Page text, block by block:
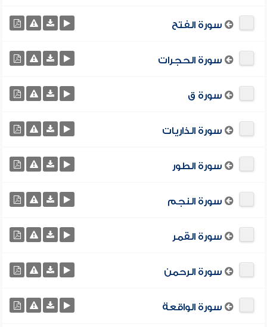
سورة الفتح
سورة الحجرات
سورة ق
سورة الذاريات
سورة الطور
سورة النجم
سورة القمر
سورة الرحمن
سورة الواقعة